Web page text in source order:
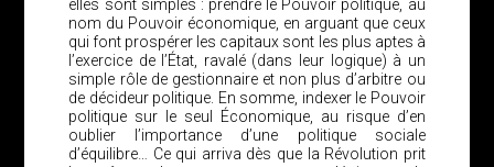
elles sont simples : prendre le Pouvoir politique, au
nom du Pouvoir économique, en arguant que ceux
qui font prospérer les capitaux sont les plus aptes à
l’exercice de l’État, ravalé (dans leur logique) à un
simple rôle de gestionnaire et non plus d’arbitre ou
de décideur politique. En somme, indexer le Pouvoir
politique sur le seul Économique, au risque d’en
oublier l’importance d’une politique sociale
d’équilibre… Ce qui arriva dès que la Révolution prit